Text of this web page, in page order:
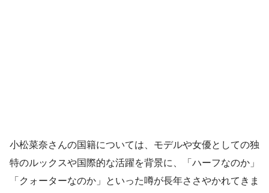
小松菜奈さんの国籍については、モデルや女優としての独
特のルックスや国際的な活躍を背景に、「ハーフなのか」
「クォーターなのか」といった噂が長年ささやかれてきま